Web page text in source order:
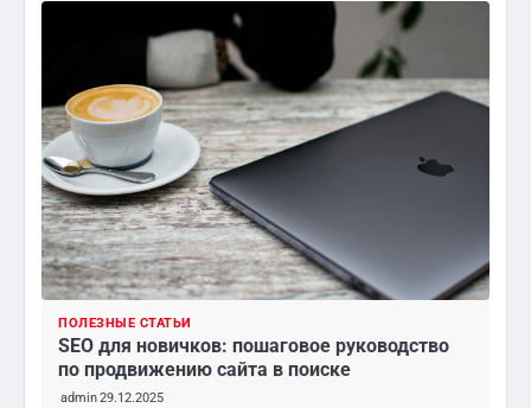
ПОЛЕЗНЫЕ СТАТЬИ
SEO для новичков: пошаговое руководство
по продвижению сайта в поиске
admin29.12.2025